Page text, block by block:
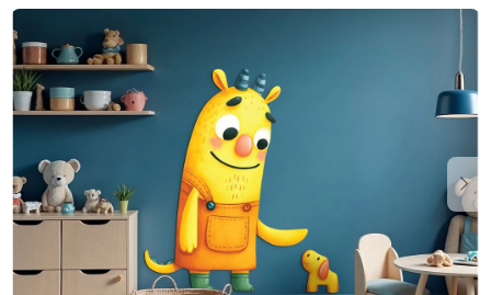
átlagos
értékelése
5-
ből
0,0
csillag.